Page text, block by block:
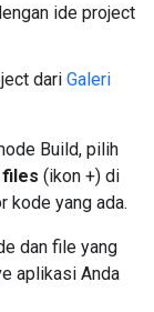
ide project
dari Galeri
Build, pilih
files (ikon +) di
kode yang ada.
dan file yang
aplikasi Anda